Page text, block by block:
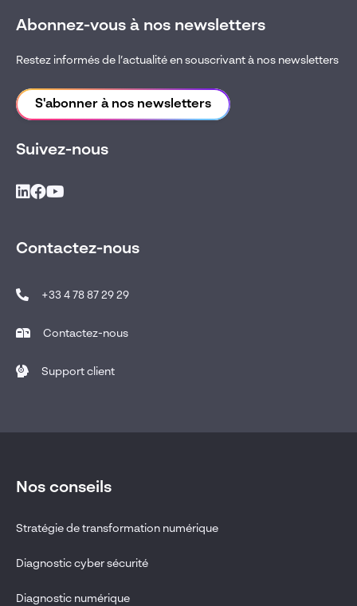
Abonnez-vous à nos newsletters
Restez informés de l’actualité en souscrivant à nos newsletters
S'abonner à nos newsletters
Suivez-nous
Contactez-nous
+33 4 78 87 29 29
Contactez-nous
Support client
Nos conseils
Stratégie de transformation numérique
Diagnostic cyber sécurité
Diagnostic numérique